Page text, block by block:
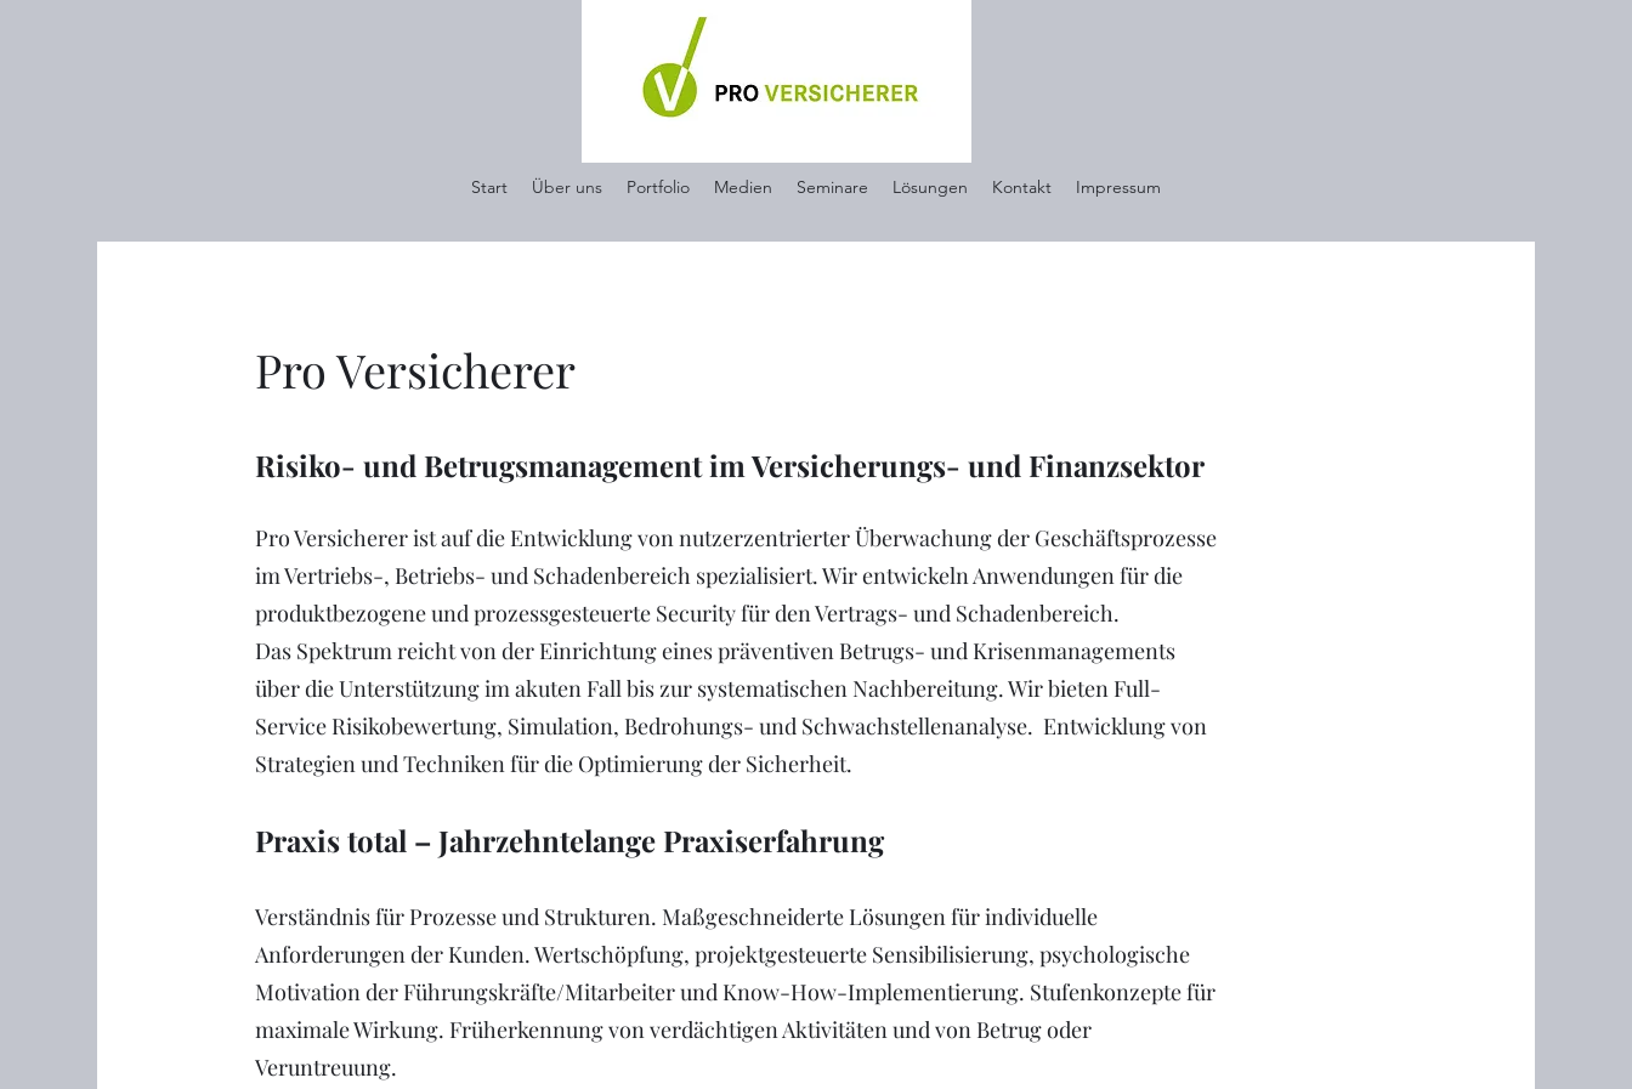
Start Über uns Portfolio Medien Seminare Lösungen Kontakt Impressum
Pro Versicherer
Risiko- und Betrugsmanagement im Versicherungs- und Finanzsektor
Pro Versicherer ist auf die Entwicklung von nutzerzentrierter Überwachung der Geschäftsprozesse
im Vertriebs-, Betriebs- und Schadenbereich spezialisiert. Wir entwickeln Anwendungen für die
produktbezogene und prozessgesteuerte Security für den Vertrags- und Schadenbereich.
Das Spektrum reicht von der Einrichtung eines präventiven Betrugs- und Krisenmanagements
über die Unterstützung im akuten Fall bis zur systematischen Nachbereitung. Wir bieten Full-
Service Risikobewertung, Simulation, Bedrohungs- und Schwachstellenanalyse. Entwicklung von
Strategien und Techniken für die Optimierung der Sicherheit.
Praxis total – Jahrzehntelange Praxiserfahrung
Verständnis für Prozesse und Strukturen. Maßgeschneiderte Lösungen für individuelle
Anforderungen der Kunden. Wertschöpfung, projektgesteuerte Sensibilisierung, psychologische
Motivation der Führungskräfte/Mitarbeiter und Know-How-Implementierung. Stufenkonzepte für
maximale Wirkung. Früherkennung von verdächtigen Aktivitäten und von Betrug oder
Veruntreuung.